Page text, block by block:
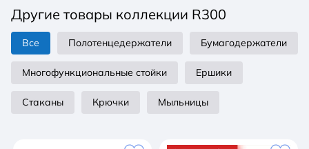
полотенец на кухне и в ванных комнатах.
Другие товары коллекции R300
Все Полотенцедержатели Бумагодержатели
Многофункциональные стойки Ершики
Стаканы Крючки Мыльницы